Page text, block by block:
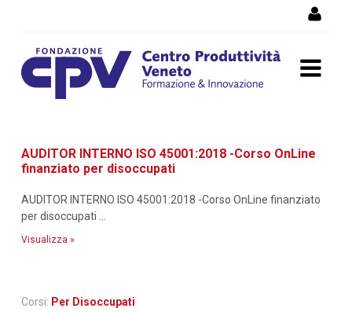
formazione
AUDITOR INTERNO ISO 45001:2018 -Corso OnLine
finanziato per disoccupati
AUDITOR INTERNO ISO 45001:2018 -Corso OnLine finanziato
per disoccupati ...
Visualizza »
Corsi: Per Disoccupati